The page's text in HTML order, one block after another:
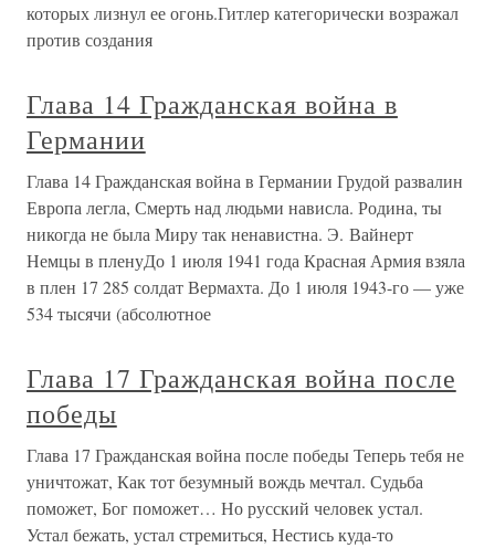
которых лизнул ее огонь.Гитлер категорически возражал
против создания
Глава 14 Гражданская война в
Германии
Глава 14 Гражданская война в Германии Грудой развалин
Европа легла, Смерть над людьми нависла. Родина, ты
никогда не была Миру так ненавистна. Э. Вайнерт
Немцы в пленуДо 1 июля 1941 года Красная Армия взяла
в плен 17 285 солдат Вермахта. До 1 июля 1943-го — уже
534 тысячи (абсолютное
Глава 17 Гражданская война после
победы
Глава 17 Гражданская война после победы Теперь тебя не
уничтожат, Как тот безумный вождь мечтал. Судьба
поможет, Бог поможет… Но русский человек устал.
Устал бежать, устал стремиться, Нестись куда-то